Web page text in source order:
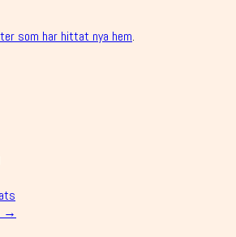
som har hittat nya hem.
→